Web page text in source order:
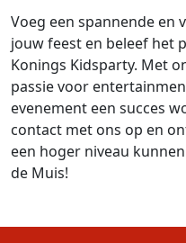
Voeg een spannende en
jouw feest en beleef het
Konings Kidsparty. Met
passie voor
evenement een succes
contact met ons op en
een hoger niveau
de Muis!